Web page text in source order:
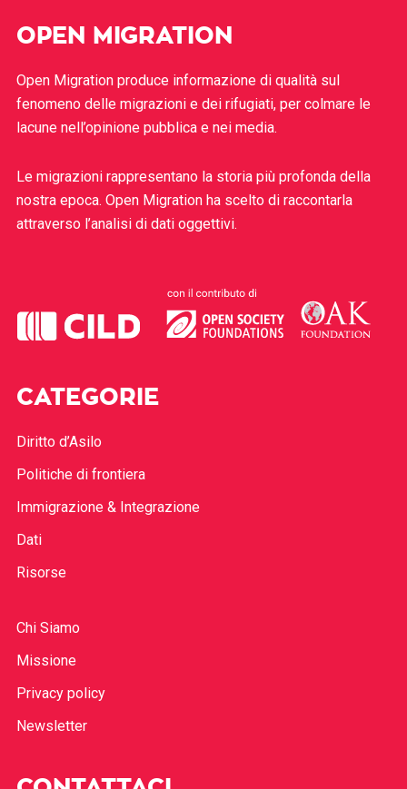
OPEN MIGRATION
Open Migration produce informazione di qualità sul
fenomeno delle migrazioni e dei rifugiati, per colmare le
lacune nell’opinione pubblica e nei media.
Le migrazioni rappresentano la storia più profonda della
nostra epoca. Open Migration ha scelto di raccontarla
attraverso l’analisi di dati oggettivi.
CATEGORIE
Diritto d’Asilo
Politiche di frontiera
Immigrazione & Integrazione
Dati
Risorse
Chi Siamo
Missione
Privacy policy
Newsletter